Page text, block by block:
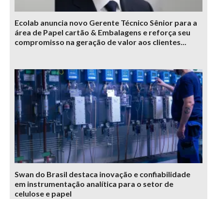
Ecolab anuncia novo Gerente Técnico Sênior para a
área de Papel cartão & Embalagens e reforça seu
compromisso na geração de valor aos clientes...
Swan do Brasil destaca inovação e confiabilidade
em instrumentação analítica para o setor de
celulose e papel